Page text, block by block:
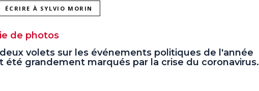
ÉCRIRE À SYLVIO MORIN
de photos
volets sur les événements politiques de l'année
été grandement marqués par la crise du coronavirus.